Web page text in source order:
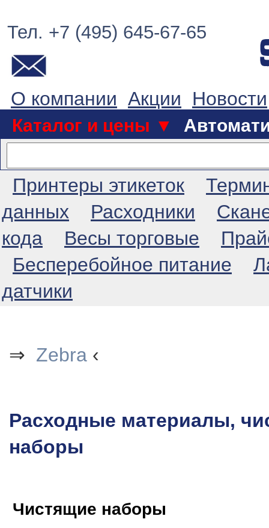
Тел. +7 (495) 645-67-65
О компании Акции Новости
Каталог и цены ▼
Принтеры этикеток
данных
Расходники
кода
Весы торговые
Бесперебойное питание
датчики
⇒ Zebra ‹
Расходные материалы,
наборы
Чистящие наборы